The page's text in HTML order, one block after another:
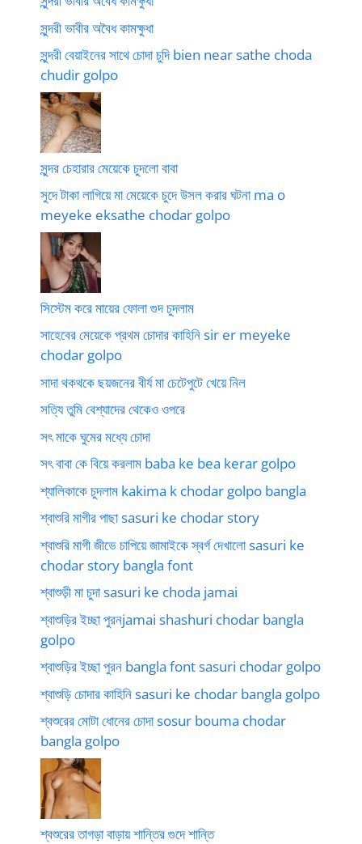
সুন্দরী ভাবীর অবৈধ কামক্ষুধা
সুন্দরী বেয়াইনের সাথে চোদা চুদি bien near sathe choda
chudir golpo
সুন্দর চেহারার মেয়েকে চুদলো বাবা
সুদে টাকা লাগিয়ে মা মেয়েকে চুদে উসল করার ঘটনা ma o
meyeke eksathe chodar golpo
সিস্টেম করে মায়ের ফোলা গুদ চুদলাম
সাহেবের মেয়েকে প্রথম চোদার কাহিনি sir er meyeke
chodar golpo
সাদা থকথকে ছয়জনের বীর্য মা চেটেপুটে খেয়ে নিল
সত্যি তুমি বেশ্যাদের থেকেও ওপরে
সৎ মাকে ঘুমের মধ্যে চোদা
সৎ বাবা কে বিয়ে করলাম baba ke bea kerar golpo
শ্যালিকাকে চুদলাম kakima k chodar golpo bangla
শ্বাশুরি মাগীর পাছা sasuri ke chodar story
শ্বাশুরি মাগী জীভে চাপিয়ে জামাইকে স্বর্গ দেখালো sasuri ke
chodar story bangla font
শ্বাশুড়ী মা চুদা sasuri ke choda jamai
শ্বাশুড়ির ইচ্ছা পুরনjamai shashuri chodar bangla
golpo
শ্বাশুড়ির ইচ্ছা পুরন bangla font sasuri chodar golpo
শ্বাশুড়ি চোদার কাহিনি sasuri ke chodar bangla golpo
শ্বশুরের মোটা ধোনের চোদা sosur bouma chodar
bangla golpo
শ্বশুরের তাগড়া বাড়ায় শান্তির গুদে শান্তি